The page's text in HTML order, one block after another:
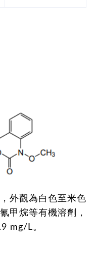
外觀為白色至米色
甲烷等有機溶劑，
mg/L。